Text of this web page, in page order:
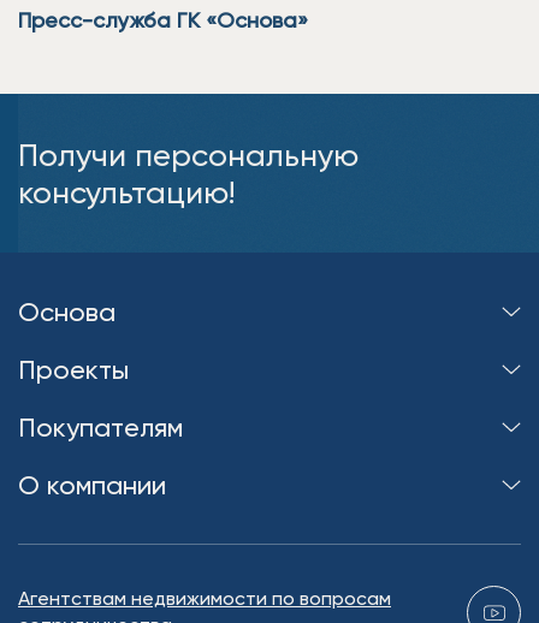
Пресс-служба ГК «Основа»
Получи персональную
консультацию!
Основа
Проекты
Покупателям
О компании
Агентствам недвижимости по вопросам